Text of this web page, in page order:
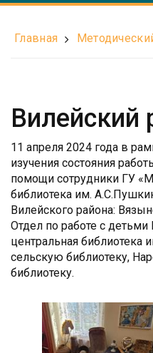
Главная
Вилейский
11 апреля 2024 года в
изучения состояния
помощи сотрудники ГУ
библиотека им.
Вилейского района:
Отдел по работе с
центральная
сельскую библиотеку,
библиотеку.